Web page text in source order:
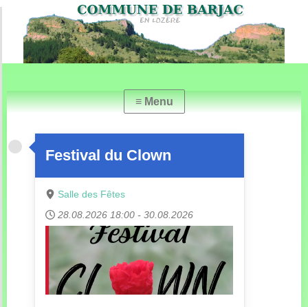
Festival du Clown
Salle des Fêtes
28.08.2026 18:00 - 30.08.2026